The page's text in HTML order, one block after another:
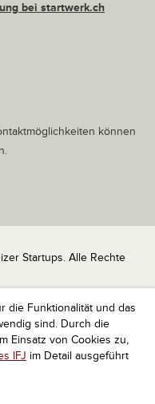
die Funktionalität und das
sind. Durch die
Einsatz von Cookies zu,
IFJ im Detail ausgeführt
bei startwerk.ch
können
Startups. Alle Rechte